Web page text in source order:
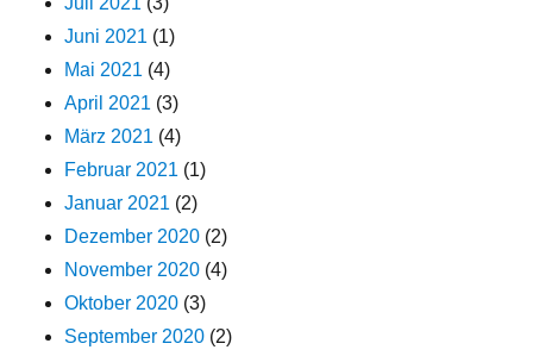
Juni 2021 (1)
Mai 2021 (4)
April 2021 (3)
März 2021 (4)
Februar 2021 (1)
Januar 2021 (2)
Dezember 2020 (2)
November 2020 (4)
Oktober 2020 (3)
September 2020 (2)